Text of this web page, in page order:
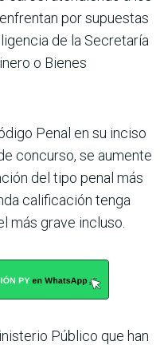
por supuestas
de la Secretaría
o Bienes
Penal en su inciso
concurso, se aumente
del tipo penal más
calificación tenga
más grave incluso.
Público que han